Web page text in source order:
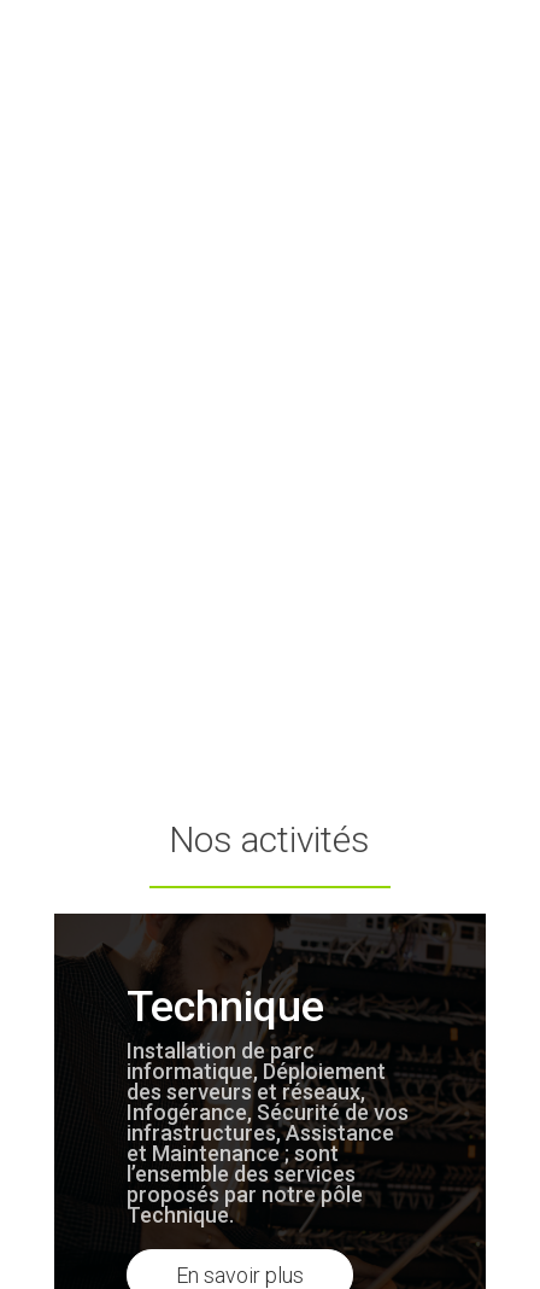
Nos activités
Technique
Installation de parc
informatique, Déploiement
des serveurs et réseaux,
Infogérance, Sécurité de vos
infrastructures, Assistance
et Maintenance ; sont
l’ensemble des services
proposés par notre pôle
Technique.
En savoir plus